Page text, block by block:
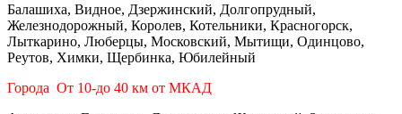
Балашиха, Видное, Дзержинский, Долгопрудный,
Железнодорожный, Королев, Котельники, Красногорск,
Лыткарино, Люберцы, Московский, Мытищи, Одинцово,
Реутов, Химки, Щербинка, Юбилейный
Города От 10-до 40 км от МКАД